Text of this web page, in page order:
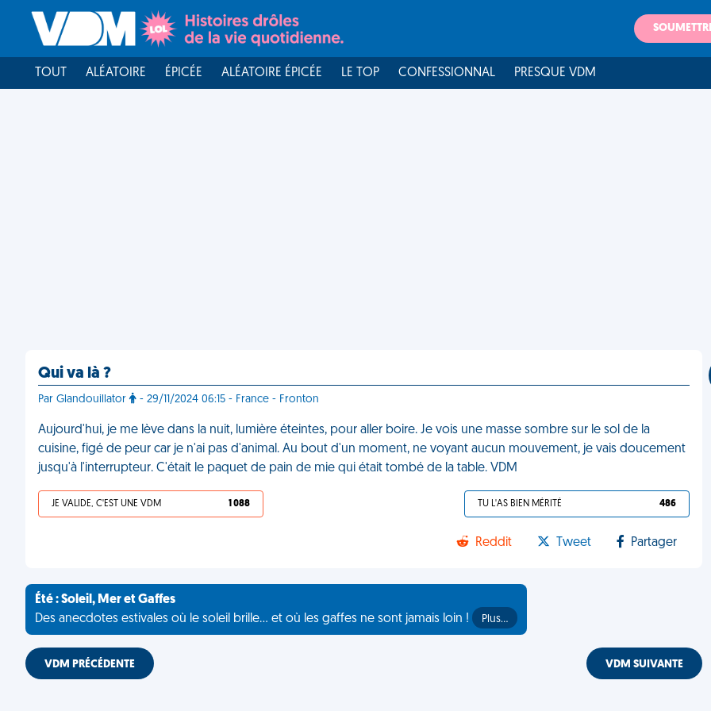
TOUT ALÉATOIRE ÉPICÉE ALÉATOIRE ÉPICÉE LE TOP CONFESSIONNAL PRESQUE VDM
Qui va là ?
Par Glandouillator - 29/11/2024 06:15 - France - Fronton
Aujourd'hui, je me lève dans la nuit, lumière éteintes, pour aller boire. Je vois une masse sombre sur le sol de la
cuisine, figé de peur car je n'ai pas d'animal. Au bout d'un moment, ne voyant aucun mouvement, je vais doucement
jusqu'à l'interrupteur. C'était le paquet de pain de mie qui était tombé de la table. VDM
JE VALIDE, C'EST UNE VDM 1 088 TU L'AS BIEN MÉRITÉ 486
Reddit Tweet Partager
Été : Soleil, Mer et Gaffes
Des anecdotes estivales où le soleil brille... et où les gaffes ne sont jamais loin !
Plus…
VDM PRÉCÉDENTE VDM SUIVANTE